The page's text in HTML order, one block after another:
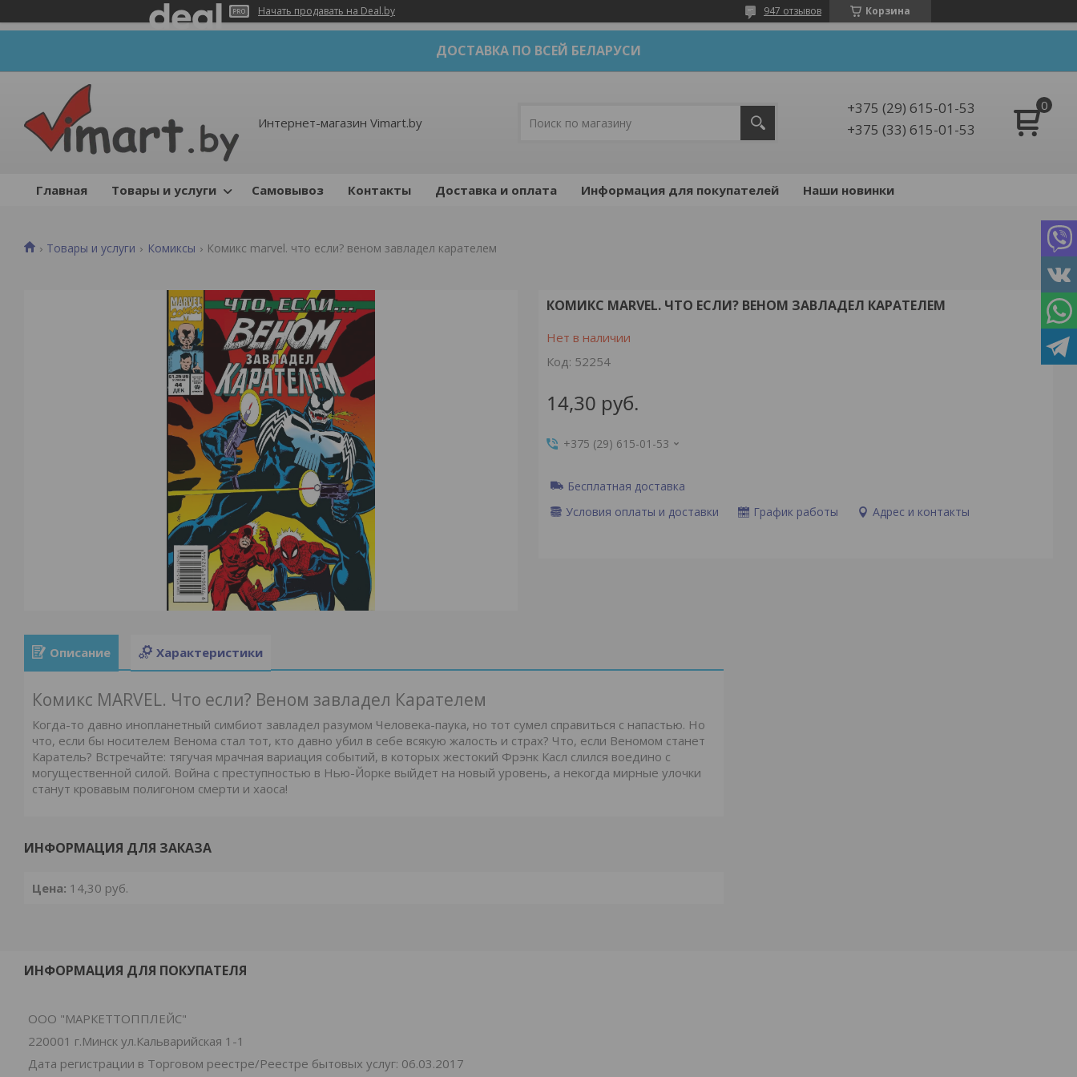
Начать продавать на Deal.by Корзина
947 отзывов
ДОСТАВКА ПО ВСЕЙ БЕЛАРУСИ
Интернет-магазин Vimart.by
+375 (29) 615-01-53
+375 (33) 615-01-53
Главная Товары и услуги Самовывоз Контакты Доставка и оплата Информация для покупателей Наши новинки
Товары и услуги Комиксы Комикс marvel. что если? веном завладел карателем
КОМИКС MARVEL. ЧТО ЕСЛИ? ВЕНОМ ЗАВЛАДЕЛ КАРАТЕЛЕМ
Нет в наличии
Код: 52254
14,30 руб.
+375 (29) 615-01-53
Бесплатная доставка
Условия оплаты и доставки
График работы Адрес и контакты
Описание Характеристики
Комикс MARVEL. Что если? Веном завладел Карателем
Когда-то давно инопланетный симбиот завладел разумом Человека-паука, но тот сумел справиться с напастью. Но
что, если бы носителем Венома стал тот, кто давно убил в себе всякую жалость и страх? Что, если Веномом станет
Каратель? Встречайте: тягучая мрачная вариация событий, в которых жестокий Фрэнк Касл слился воедино с
могущественной силой. Война с преступностью в Нью-Йорке выйдет на новый уровень, а некогда мирные улочки
станут кровавым полигоном смерти и хаоса!
ИНФОРМАЦИЯ ДЛЯ ЗАКАЗА
Цена: 14,30 руб.
ИНФОРМАЦИЯ ДЛЯ ПОКУПАТЕЛЯ
ООО "МАРКЕТТОППЛЕЙС"
220001 г.Минск ул.Кальварийская 1-1
Дата регистрации в Торговом реестре/Реестре бытовых услуг: 06.03.2017